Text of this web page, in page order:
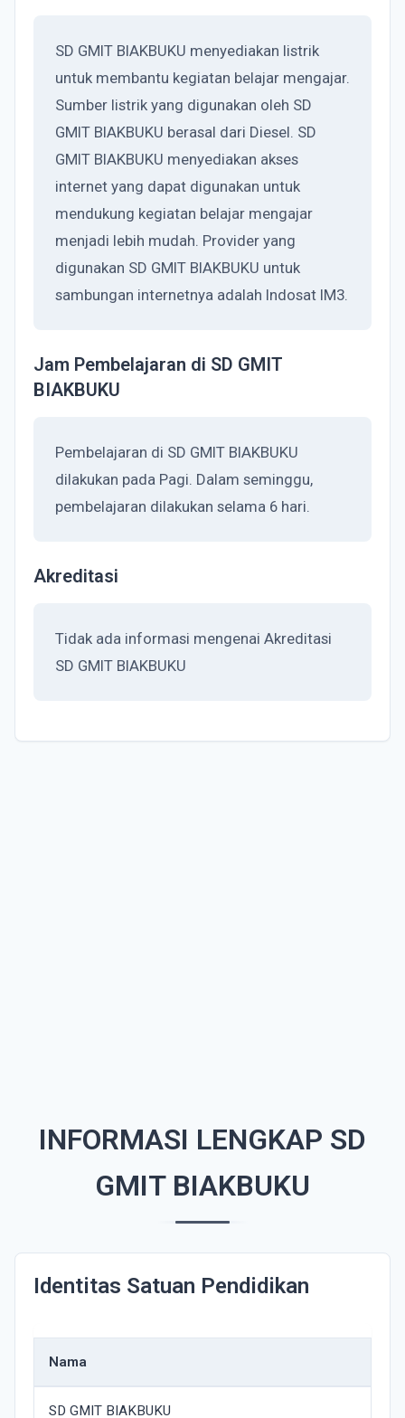
SD GMIT BIAKBUKU menyediakan listrik
untuk membantu kegiatan belajar mengajar.
Sumber listrik yang digunakan oleh SD
GMIT BIAKBUKU berasal dari Diesel. SD
GMIT BIAKBUKU menyediakan akses
internet yang dapat digunakan untuk
mendukung kegiatan belajar mengajar
menjadi lebih mudah. Provider yang
digunakan SD GMIT BIAKBUKU untuk
sambungan internetnya adalah Indosat IM3.
Jam Pembelajaran di SD GMIT
BIAKBUKU
Pembelajaran di SD GMIT BIAKBUKU
dilakukan pada Pagi. Dalam seminggu,
pembelajaran dilakukan selama 6 hari.
Akreditasi
Tidak ada informasi mengenai Akreditasi
SD GMIT BIAKBUKU
INFORMASI LENGKAP SD
GMIT BIAKBUKU
Identitas Satuan Pendidikan
Nama
SD GMIT BIAKBUKU